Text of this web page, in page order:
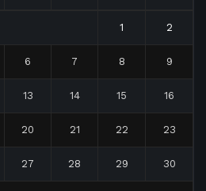
1 2
6 7 8 9
13 14 15 16
20 21 22 23
27 28 29 30